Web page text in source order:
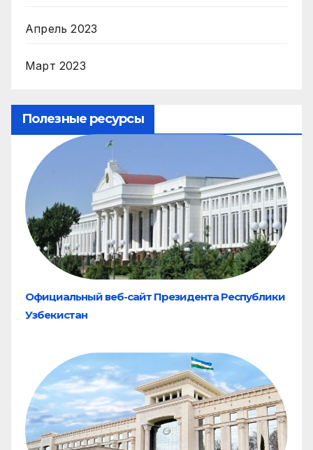
Апрель 2023
Март 2023
Полезные ресурсы
Официальный веб-сайт Президента Республики
Узбекистан